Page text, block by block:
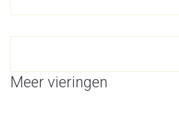
Meer vieringen